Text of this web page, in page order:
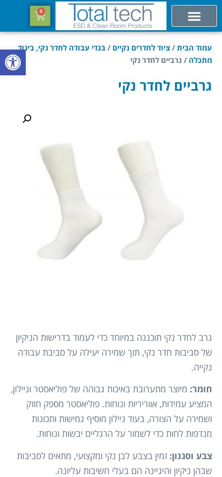
פתח
0
עמוד הבית / ציוד לחדרים נקיים / בגדי עבודה לחדר נקי, ביגוד
מתכלה / גרביים לחדר נקי
גרביים לחדר נקי
גרב לחדר נקי תוכננה במיוחד כדי לעמוד בדרישות הניקיון
של סביבות חדר נקי, תוך שמירה יעילה על סביבת עבודה
נקייה.
חומר: מיוצר מתערובת באיכות גבוהה של פוליאסטר וניילון,
המציע עמידות, אווריריות ונוחות. פוליאסטר מספק חוזק
ושמירה על הצורה, בעוד ניילון מוסיף גמישות ותכונות
מנדפות לחות כדי לשמור על הרגליים יבשות ונוחות.
צבע וסגנון: זמין בצבע לבן נקי ומקצועי, מתאים לסביבות
שבהן ניקיון והיגיינה הם בעלי חשיבות עליונה.